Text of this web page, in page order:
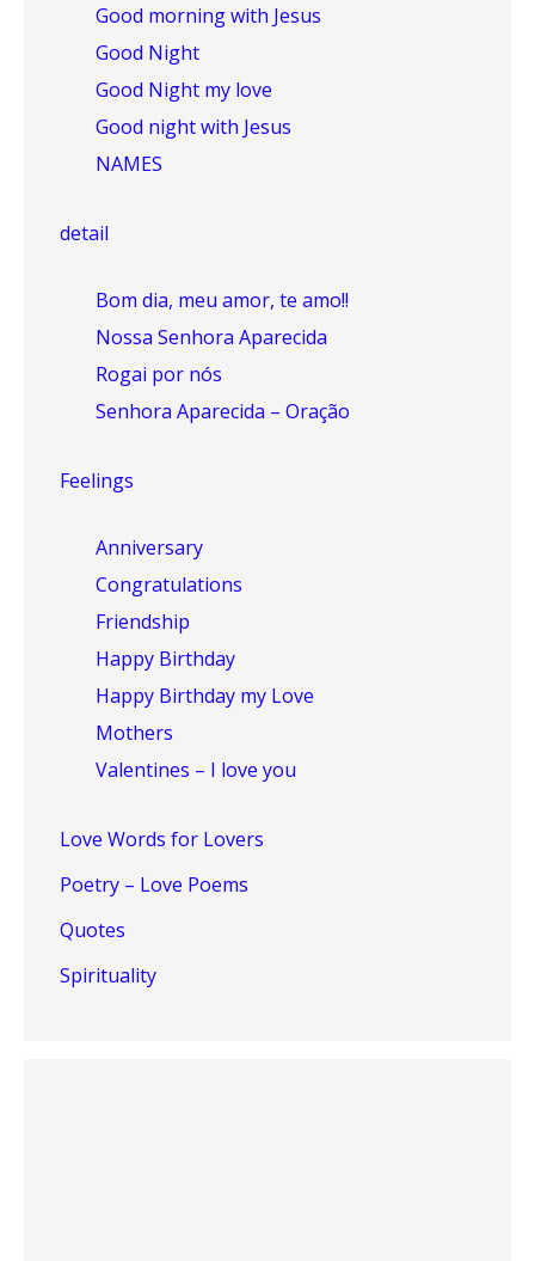
Good morning with Jesus
Good Night
Good Night my love
Good night with Jesus
NAMES
detail
Bom dia, meu amor, te amo!!
Nossa Senhora Aparecida
Rogai por nós
Senhora Aparecida – Oração
Feelings
Anniversary
Congratulations
Friendship
Happy Birthday
Happy Birthday my Love
Mothers
Valentines – I love you
Love Words for Lovers
Poetry – Love Poems
Quotes
Spirituality